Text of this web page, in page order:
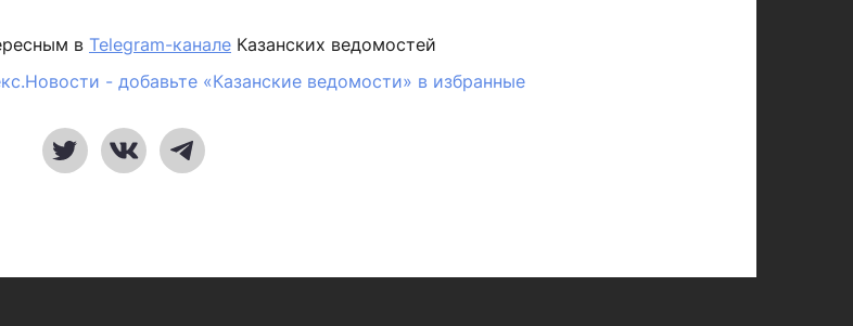
в Telegram-канале Казанских ведомостей
- добавьте «Казанские ведомости» в избранные